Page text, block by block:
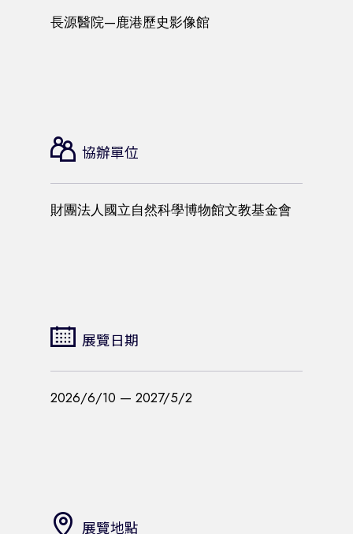
長源醫院—鹿港歷史影像館
協辦單位
財團法人國立自然科學博物館文教基金會
展覽日期
2026/6/10 — 2027/5/2
展覽地點